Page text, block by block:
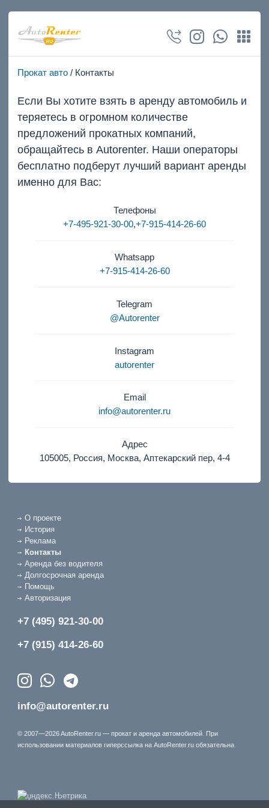
Прокат авто/ Контакты
Если Вы хотите взять в аренду автомобиль и
теряетесь в огромном количестве
предложений прокатных компаний,
обращайтесь в Autorenter. Наши операторы
бесплатно подберут лучший вариант аренды
именно для Вас:
Телефоны
+7-495-921-30-00,+7-915-414-26-60
Whatsapp
+7-915-414-26-60
Telegram
@Autorenter
Instagram
autorenter
Email
info@autorenter.ru
Адрес
105005, Россия, Москва, Аптекарский пер, 4-4
О проекте
История
Реклама
Контакты
Аренда без водителя
Долгосрочная аренда
Помощь
Авторизация
+7 (495) 921-30-00
+7 (915) 414-26-60
info@autorenter.ru
© 2007—2026 AutoRenter.ru — прокат и аренда автомобилей. При
использовании материалов гиперссылка на AutoRenter.ru обязательна.